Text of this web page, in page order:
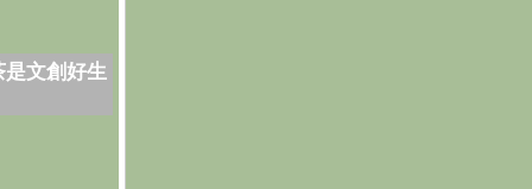
文創好生